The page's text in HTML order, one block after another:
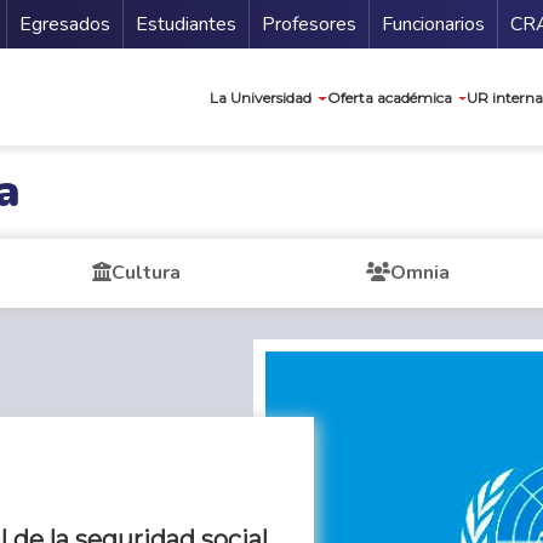
Secundario
Egresados Estudiantes Profesores Funcionarios
La Universidad Oferta académica UR
Cultura Omnia